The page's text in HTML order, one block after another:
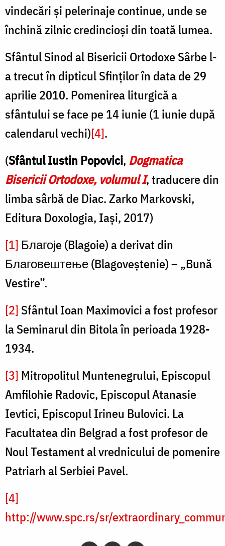
vindecări și pelerinaje continue, unde se
închină zilnic credincioși din toată lumea.
Sfântul Sinod al Bisericii Ortodoxe Sârbe l-
a trecut în dipticul Sfinților în data de 29
aprilie 2010. Pomenirea liturgică a
sfântului se face pe 14 iunie (1 iunie după
calendarul vechi)[4].
(Sfântul Iustin Popovici, Dogmatica
Bisericii Ortodoxe, volumul I, traducere din
limba sârbă de Diac. Zarko Markovski,
Editura Doxologia, Iași, 2017)
[1] Благојe (Blagoie) a derivat din
Благовештење (Blagoveștenie) – „Bună
Vestire”.
[2] Sfântul Ioan Maximovici a fost profesor
la Seminarul din Bitola în perioada 1928-
1934.
[3] Mitropolitul Muntenegrului, Episcopul
Amfilohie Radovic, Episcopul Atanasie
Ievtici, Episcopul Irineu Bulovici. La
Facultatea din Belgrad a fost profesor de
Noul Testament al vrednicului de pomenire
Patriarh al Serbiei Pavel.
[4]
http://www.spc.rs/sr/